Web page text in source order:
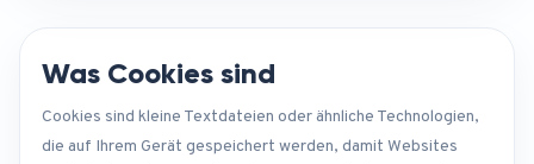
Was Cookies sind
Cookies sind kleine Textdateien oder ähnliche Technologien,
die auf Ihrem Gerät gespeichert werden, damit Websites